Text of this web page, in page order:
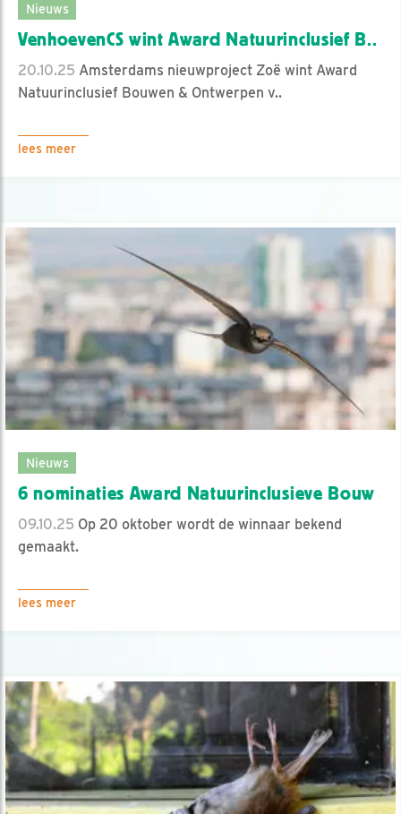
Nieuws
VenhoevenCS wint Award Natuurinclusief B..
20.10.25 Amsterdams nieuwproject Zoë wint Award
Natuurinclusief Bouwen & Ontwerpen v..
lees meer
Nieuws
6 nominaties Award Natuurinclusieve Bouw
09.10.25 Op 20 oktober wordt de winnaar bekend
gemaakt.
lees meer